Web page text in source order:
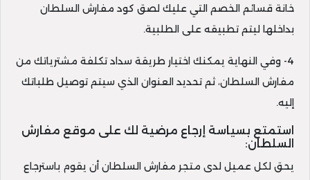
خانة قسائم الخصم التي عليك لصق كود مفارش السلطان
بداخلها ليتم تطبيقه على الطلبية.
4- وفي النهاية يمكنك اختيار طريقة سداد تكلفة مشترياتك من
مفارش السلطان، ثم تحديد العنوان الذي سيتم توصيل طلباتك
إليه.
استمتع بسياسة إرجاع مرضية لك على موقع مفارش
السلطان:
يحق لكل عميل لدى متجر مفارش السلطان أن يقوم باسترجاع